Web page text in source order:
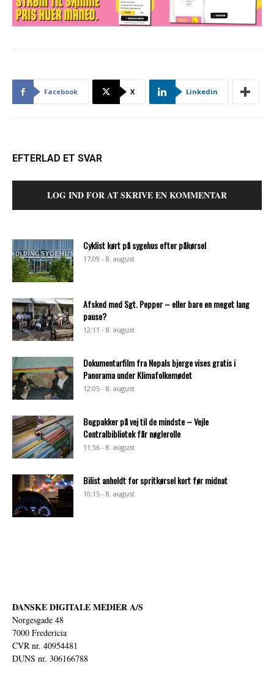
Facebook X Linkedin
EFTERLAD ET SVAR
LOG IND FOR AT SKRIVE EN KOMMENTAR
Cyklist kørt på sygehus efter påkørsel
17:09 - 8. august
Afsked med Sgt. Pepper – eller bare en meget lang
pause?
12:11 - 8. august
Dokumentarfilm fra Nepals bjerge vises gratis i
Panorama under Klimafolkemødet
12:05 - 8. august
Bogpakker på vej til de mindste – Vejle
Centralbibliotek får nøglerolle
11:56 - 8. august
Bilist anholdt for spritkørsel kort før midnat
10:15 - 8. august
DANSKE DIGITALE MEDIER A/S
Norgesgade 48
7000 Fredericia
CVR nr. 40954481
DUNS nr. 306166788